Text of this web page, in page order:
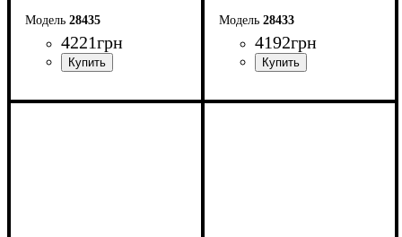
28435
4221грн
Ширина: 43,4 см
28433
4192грн
Ширина: 43,4 см